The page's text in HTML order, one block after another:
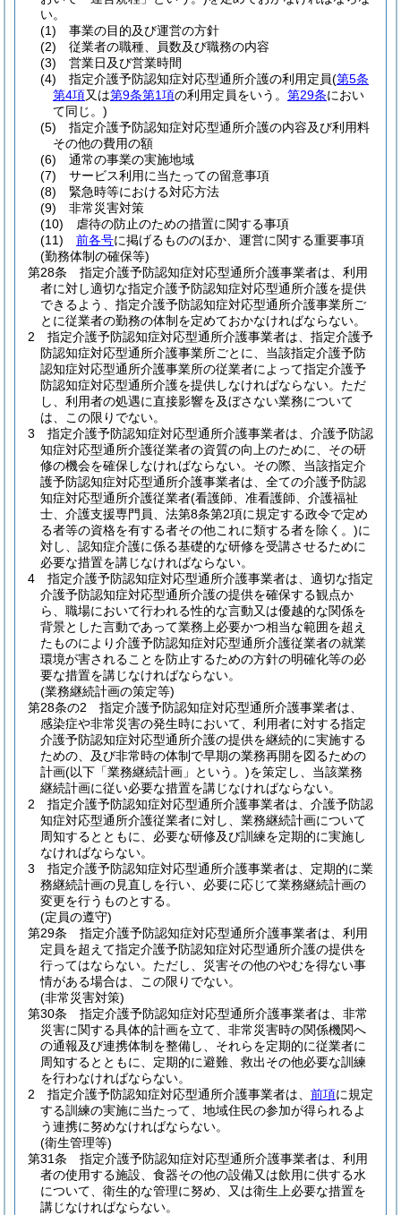
い。
(1)
事業の目的及び運営の方針
(2)
従業者の職種、員数及び職務の内容
(3)
営業日及び営業時間
(4)
指定介護予防認知症対応型通所介護の利用定員(第5条
第4項又は第9条第1項の利用定員をいう。 第29条におい
て同じ。)
(5)
指定介護予防認知症対応型通所介護の内容及び利用料
その他の費用の額
(6)
通常の事業の実施地域
(7)
サービス利用に当たっての留意事項
(8)
緊急時等における対応方法
(9)
非常災害対策
(10)
虐待の防止のための措置に関する事項
(11)
前各号に掲げるもののほか、運営に関する重要事項
(勤務体制の確保等)
第28条
指定介護予防認知症対応型通所介護事業者は、利用
者に対し適切な指定介護予防認知症対応型通所介護を提供
できるよう、指定介護予防認知症対応型通所介護事業所ご
とに従業者の勤務の体制を定めておかなければならない。
2
指定介護予防認知症対応型通所介護事業者は、指定介護予
防認知症対応型通所介護事業所ごとに、当該指定介護予防
認知症対応型通所介護事業所の従業者によって指定介護予
防認知症対応型通所介護を提供しなければならない。 ただ
し、利用者の処遇に直接影響を及ぼさない業務について
は、この限りでない。
3
指定介護予防認知症対応型通所介護事業者は、介護予防認
知症対応型通所介護従業者の資質の向上のために、その研
修の機会を確保しなければならない。 その際、当該指定介
護予防認知症対応型通所介護事業者は、全ての介護予防認
知症対応型通所介護従業者(看護師、准看護師、介護福祉
士、介護支援専門員、法第8条第2項に規定する政令で定め
る者等の資格を有する者その他これに類する者を除く。)に
対し、認知症介護に係る基礎的な研修を受講させるために
必要な措置を講じなければならない。
4
指定介護予防認知症対応型通所介護事業者は、適切な指定
介護予防認知症対応型通所介護の提供を確保する観点か
ら、職場において行われる性的な言動又は優越的な関係を
背景とした言動であって業務上必要かつ相当な範囲を超え
たものにより介護予防認知症対応型通所介護従業者の就業
環境が害されることを防止するための方針の明確化等の必
要な措置を講じなければならない。
(業務継続計画の策定等)
第28条の2
指定介護予防認知症対応型通所介護事業者は、
感染症や非常災害の発生時において、利用者に対する指定
介護予防認知症対応型通所介護の提供を継続的に実施する
ための、及び非常時の体制で早期の業務再開を図るための
計画(以下「業務継続計画」という。)を策定し、当該業務
継続計画に従い必要な措置を講じなければならない。
2
指定介護予防認知症対応型通所介護事業者は、介護予防認
知症対応型通所介護従業者に対し、業務継続計画について
周知するとともに、必要な研修及び訓練を定期的に実施し
なければならない。
3
指定介護予防認知症対応型通所介護事業者は、定期的に業
務継続計画の見直しを行い、必要に応じて業務継続計画の
変更を行うものとする。
(定員の遵守)
第29条
指定介護予防認知症対応型通所介護事業者は、利用
定員を超えて指定介護予防認知症対応型通所介護の提供を
行ってはならない。 ただし、災害その他のやむを得ない事
情がある場合は、この限りでない。
(非常災害対策)
第30条
指定介護予防認知症対応型通所介護事業者は、非常
災害に関する具体的計画を立て、非常災害時の関係機関へ
の通報及び連携体制を整備し、それらを定期的に従業者に
周知するとともに、定期的に避難、救出その他必要な訓練
を行わなければならない。
2
指定介護予防認知症対応型通所介護事業者は、 前項に規定
する訓練の実施に当たって、地域住民の参加が得られるよ
う連携に努めなければならない。
(衛生管理等)
第31条
指定介護予防認知症対応型通所介護事業者は、利用
者の使用する施設、食器その他の設備又は飲用に供する水
について、衛生的な管理に努め、又は衛生上必要な措置を
講じなければならない。